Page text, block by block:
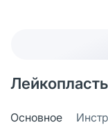
Основное